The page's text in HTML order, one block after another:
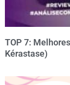
TOP 7:
Kérastase)